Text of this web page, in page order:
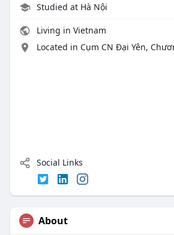
Studied at Hà Nội
Living in Vietnam
Located in Cụm CN Đại Yên,
Social Links
About